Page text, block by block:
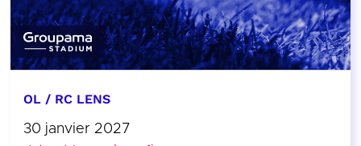
OL / RC LENS
30 janvier 2027